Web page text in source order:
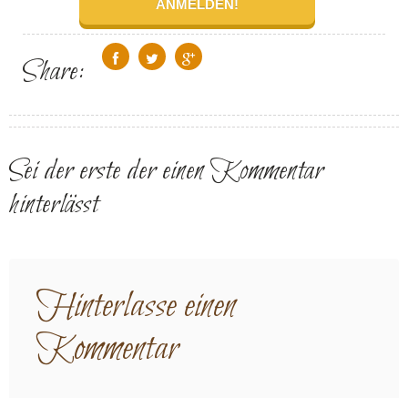
Share:
Sei der erste der einen Kommentar
hinterlässt
Hinterlasse einen
Kommentar